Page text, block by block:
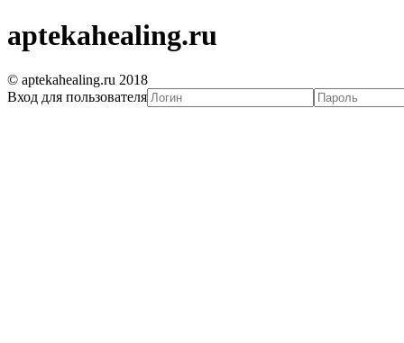
aptekahealing.ru
© aptekahealing.ru 2018
Вход для пользователя